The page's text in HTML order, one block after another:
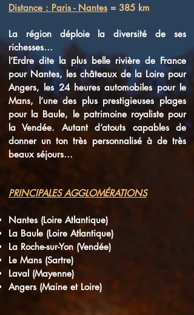
Distance : Paris - Nantes = 385 km
La région déploie la diversité de ses
richesses…
l’Erdre dite la plus belle rivière de France
pour Nantes, les châteaux de la Loire pour
Angers, les 24 heures automobiles pour le
Mans, l’une des plus prestigieuses plages
pour la Baule, le patrimoine royaliste pour
la Vendée. Autant d’atouts capables de
donner un ton très personnalisé à de très
beaux séjours…
PRINCIPALES AGGLOMÉRATIONS
Nantes (Loire Atlantique)
La Baule (Loire Atlantique)
La Roche-sur-Yon (Vendée)
Le Mans (Sartre)
Laval (Mayenne)
Angers (Maine et Loire)